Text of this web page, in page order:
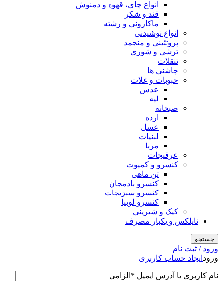
انواع چای، قهوه و دمنوش
قند و شکر
ماکارونی و رشته
انواع نوشیدنی
پروتئینی و منجمد
ترشی و شوری
تنقلات
چاشنی ها
حبوبات و غلات
عدس
لپه
صبحانه
ارده
عسل
لبنیات
مربا
عرقیجات
کنسرو و کمپوت
تن ماهی
کنسرو بادمجان
کنسرو سبزیجات
کنسرو لوبیا
کیک و شیرینی
نایلکس و یکبار مصرف
جستجو
ورود / ثبت نام
ورود ایجاد حساب کاربری
نام کاربری یا آدرس ایمیل * الزامی